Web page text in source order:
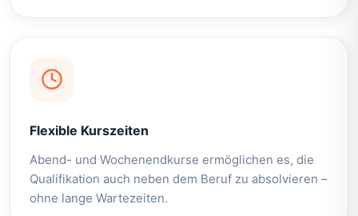
Flexible Kurszeiten
Abend- und Wochenendkurse ermöglichen es, die
Qualifikation auch neben dem Beruf zu absolvieren –
ohne lange Wartezeiten.